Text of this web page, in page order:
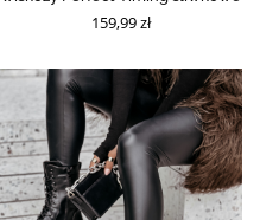
159,99 zł